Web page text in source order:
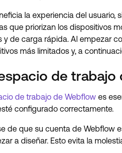
la experiencia del
que priorizan los dispositivos
y de carga rápida. Al empezar
más limitados y, a
de trabajo
de trabajo de Webflow es
configurado correctamente.
de que su cuenta de Webflow
a diseñar. Esto evita la